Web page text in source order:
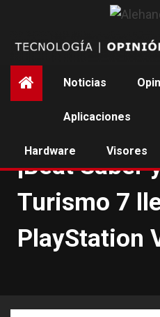
contenido
Noticias
Aplicaciones
Hardware Visores
¡Beat Saber
Turismo 7
PlayStation